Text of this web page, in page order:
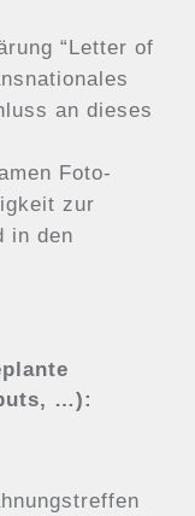
“Letter of
an dieses
Foto-
zur
in den
…):